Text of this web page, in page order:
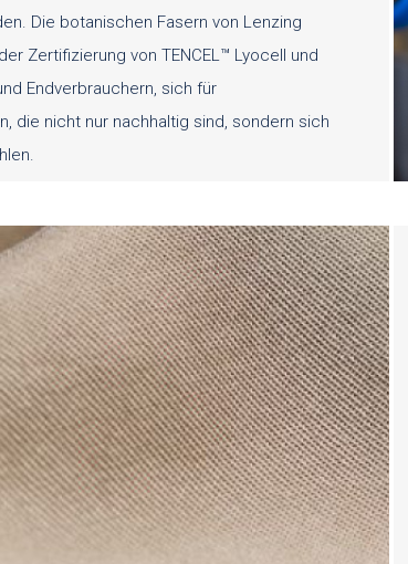
Die botanischen Fasern von Lenzing
Zertifizierung von TENCEL™ Lyocell und
Endverbrauchern, sich für
die nicht nur nachhaltig sind, sondern sich